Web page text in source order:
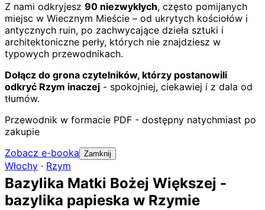
Z nami odkryjesz 90 niezwykłych, często pomijanych
miejsc w Wiecznym Mieście – od ukrytych kościołów i
antycznych ruin, po zachwycające dzieła sztuki i
architektoniczne perły, których nie znajdziesz w
typowych przewodnikach.
Dołącz do grona czytelników, którzy postanowili
odkryć Rzym inaczej - spokojniej, ciekawiej i z dala od
tłumów.
Przewodnik w formacie PDF - dostępny natychmiast po
zakupie
Zobacz e-booka Zamknij
Włochy · Rzym
Bazylika Matki Bożej Większej -
bazylika papieska w Rzymie